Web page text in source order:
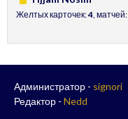
Желтых карточек:4, матчей:
Администратор - signori
Редактор - Nedd